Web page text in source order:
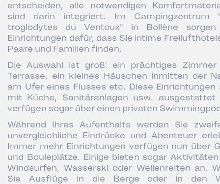
entscheiden, alle notwendigen
sind darin integriert. Im Campingzentrum
troglodytes du Ventoux" in Bollène
Einrichtungen dafür, dass Sie intime
Paare und Familien finden.
Die Auswahl ist groß: ein prächtiges
Terrasse, ein kleines Häuschen inmitten der
am Ufer eines Flusses etc. Diese Einrichtungen
mit Küche, Sanitäranlagen usw. ausgestattet
verfügen sogar über einen privaten
Während Ihres Aufenthalts werden Sie
unvergleichliche Eindrücke und Abenteuer
Immer mehr Einrichtungen verfügen nun über
und Bouleplätze. Einige bieten sogar
Windsurfen, Wasserski oder Wellenreiten an.
Sie Ausflüge in die Berge oder in den